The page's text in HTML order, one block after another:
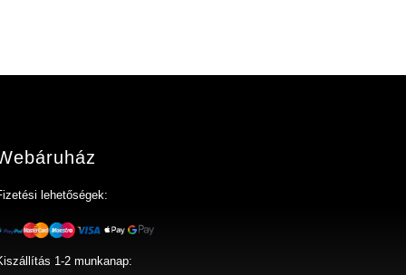
lehetőségek:
1-2 munkanap: